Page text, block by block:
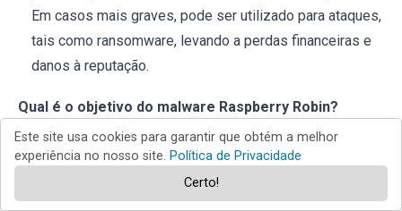
Em casos mais graves, pode ser utilizado para ataques,
tais como ransomware, levando a perdas financeiras e
danos à reputação.
Qual é o objetivo do malware Raspberry Robin?
O objectivo do malware Raspberry Robin é o de
técnicas de evasão para evitar a detecção e análise por
Este site usa cookies para garantir que obtém a melhor
experiência no nosso site. Política de Privacidade
Certo!